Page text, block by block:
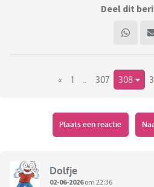
Deel dit
« 1 307 308
Plaats een reactie
Dolfje
02-06-2026om 22:36